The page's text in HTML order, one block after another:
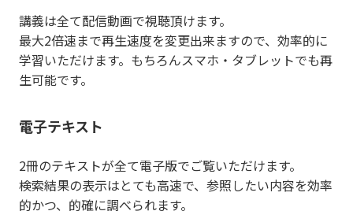
講義は全て配信動画で視聴頂けます。
最大2倍速まで再生速度を変更出来ますので、効率的に
学習いただけます。もちろんスマホ・タブレットでも再
生可能です。
電子テキスト
2冊のテキストが全て電子版でご覧いただけます。
検索結果の表示はとても高速で、参照したい内容を効率
的かつ、的確に調べられます。